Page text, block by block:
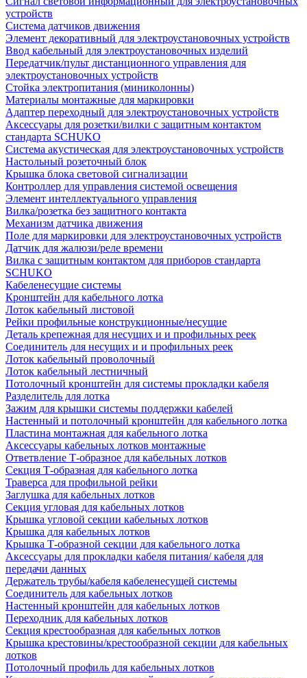
устройств
Система датчиков движения
Элемент декоративный для электроустановочных устройств
Ввод кабельный для электроустановочных изделий
Передатчик/пульт дистанционного управления для
электроустановочных устройств
Стойка электропитания (миниколонны)
Материалы монтажные для маркировки
Адаптер переходный для электроустановочных устройств
Аксессуары для розетки/вилки с защитным контактом
стандарта SCHUKO
Система акустическая для электроустановочных устройств
Настольный розеточный блок
Крышка блока световой сигнализации
Контроллер для управления системой освещения
Элемент интеллектуального управления
Вилка/розетка без защитного контакта
Механизм датчика движения
Поле для маркировки для электроустановочных устройств
Датчик для жалюзи/реле времени
Вилка с защитным контактом для приборов стандарта
SCHUKO
Кабеленесущие системы
Кронштейн для кабельного лотка
Лоток кабельный листовой
Рейки профильные конструкционные/несущие
Деталь крепежная для несущих и и профильных реек
Соединитель для несущих и и профильных реек
Лоток кабельный проволочный
Лоток кабельный лестничный
Потолочный кронштейн для системы прокладки кабеля
Разделитель для лотка
Зажим для крышки системы поддержки кабелей
Настенный и потолочный кронштейн для кабельного лотка
Пластина монтажная для кабельного лотка
Аксессуары кабельных лотков монтажные
Ответвление Т-образное для кабельных лотков
Секция Т-образная для кабельного лотка
Траверса для профильной рейки
Заглушка для кабельных лотков
Секция угловая для кабельных лотков
Крышка угловой секции кабельных лотков
Крышка для кабельных лотков
Крышка Т-образной секции для кабельного лотка
Аксессуары для прокладки кабеля питания/ кабеля для
передачи данных
Держатель трубы/кабеля кабеленесущей системы
Соединитель для кабельных лотков
Настенный кронштейн для кабельных лотков
Переходник для кабельных лотков
Секция крестообразная для кабельных лотков
Крышка крестовины/крестообразной секции для кабельных
лотков
Потолочный профиль для кабельных лотков